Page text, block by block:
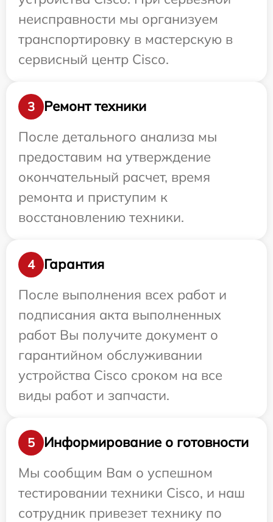
неисправности мы организуем
транспортировку в мастерскую в
сервисный центр Cisco.
3
Ремонт техники
После детального анализа мы
предоставим на утверждение
окончательный расчет, время
ремонта и приступим к
восстановлению техники.
4
Гарантия
После выполнения всех работ и
подписания акта выполненных
работ Вы получите документ о
гарантийном обслуживании
устройства Cisco сроком на все
виды работ и запчасти.
5
Информирование о готовности
Мы сообщим Вам о успешном
тестировании техники Cisco, и наш
сотрудник привезет технику по